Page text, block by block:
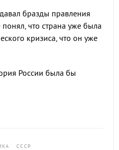
бразды правления
что страна уже была
кризиса, что он уже
России была бы
СССР